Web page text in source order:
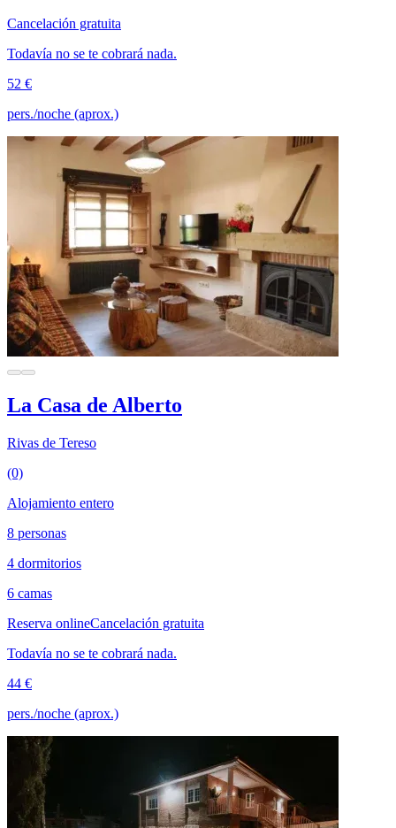
Cancelación gratuita
Todavía no se te cobrará nada.
52 €
pers./noche (aprox.)
La Casa de Alberto
Rivas de Tereso
(0)
Alojamiento entero
8 personas
4 dormitorios
6 camas
Reserva onlineCancelación gratuita
Todavía no se te cobrará nada.
44 €
pers./noche (aprox.)